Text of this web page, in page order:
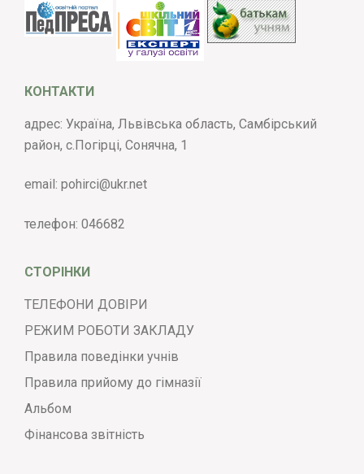
КОНТАКТИ
адрес: Україна, Львівська область, Самбірський
район, с.Погірці, Сонячна, 1
email: pohirci@ukr.net
телефон: 046682
СТОРІНКИ
ТЕЛЕФОНИ ДОВІРИ
РЕЖИМ РОБОТИ ЗАКЛАДУ
Правила поведінки учнів
Правила прийому до гімназії
Альбом
Фінансова звітність